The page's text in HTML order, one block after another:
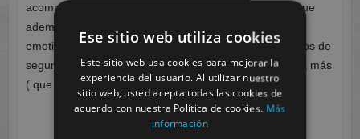
acompañándonos en este encuentro tan especial ya que
además de ser un intercambio de experiencias, es un
emotivo punto de encuentro en el que todos los alumnos de
segundo curso coinciden y comparten una experiencia más
( que no una experiencia cualquiera)
Ese sitio web utiliza cookies
Este sitio web usa cookies para mejorar la
experiencia del usuario. Al utilizar nuestro
sitio web, usted acepta todas las cookies de
acuerdo con nuestra Política de cookies. Más
información